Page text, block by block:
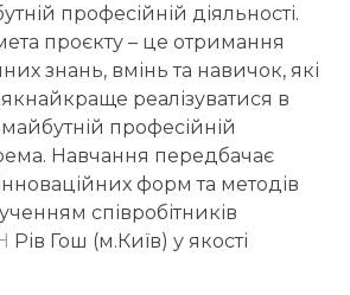
професійній діяльності.
проєкту – це отримання
знань, вмінь та навичок, які
реалізуватися в
майбутній професійній
Навчання передбачає
форм та методів
співробітників
Рів Гош (м.Київ) у якості